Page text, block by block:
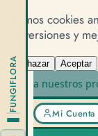
Usamos cookies
conversiones y
Rechazar Aceptar
FUNGIFLORAnuestros
Mi Cuenta